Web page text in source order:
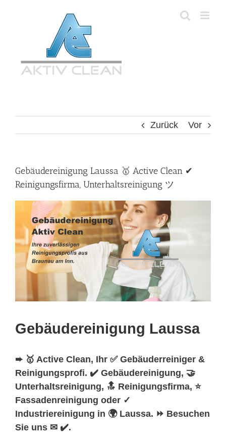
Zurück Vor
Gebäudereinigung Laussa 🥇 Active Clean ✔
Reinigungsfirma, Unterhaltsreinigung ツ
Gebäudereinigung Laussa
➨ 🥇 Active Clean, Ihr ✅ Gebäuderreiniger &
Reinigungsprofi. ✔️ Gebäudereinigung, 🤝
Unterhaltsreinigung, 🔝 Reinigungsfirma, ⭐
Fassadenreinigung oder ✓
Industriereinigung in 🌍 Laussa. ⏩ Besuchen
Sie uns ✉ ✔️.